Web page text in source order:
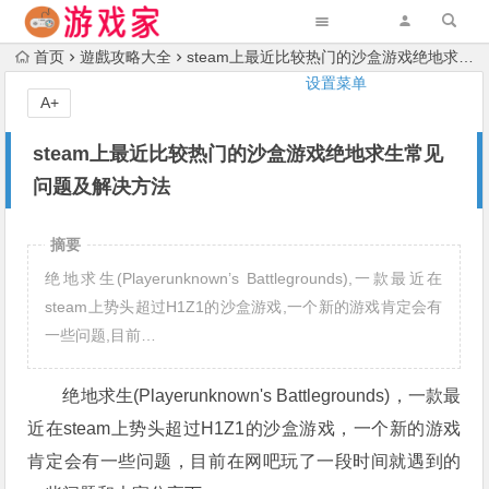
设置菜单
首页 遊戲攻略大全 steam上最近比较热门的沙盒游戏绝地求生常见问题及解决方法
steam上最近比较热门的沙盒游戏绝地求生常见
问题及解决方法
A+
摘要
绝地求生(Playerunknown’s Battlegrounds),一款最近在
steam上势头超过H1Z1的沙盒游戏,一个新的游戏肯定会有
一些问题,目前…
绝地求生(Playerunknown's Battlegrounds)，一款最
近在steam上势头超过H1Z1的沙盒游戏，一个新的游戏
肯定会有一些问题，目前在网吧玩了一段时间就遇到的